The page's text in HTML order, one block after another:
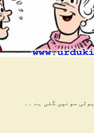
سونپی گئی ہے ۔۔